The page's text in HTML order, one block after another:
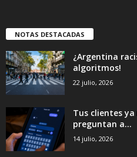
NOTAS DESTACADAS
¿Argentina
algoritmos!
22 julio, 2026
Tus clientes
preguntan a...
14 julio, 2026